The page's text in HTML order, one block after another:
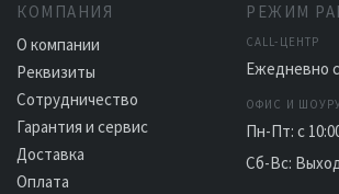
КОМПАНИЯ
О компании
Реквизиты
Сотрудничество
Гарантия и сервис
Доставка
Оплата
РЕЖИМ
CALL-ЦЕНТР
Ежедневно с
ОФИС И
Пн-Пт: с
Сб-Вс: